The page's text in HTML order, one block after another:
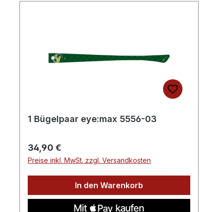
1 Bügelpaar eye:max 5556-03
Regulärer Preis:
34,90 €
Preise inkl. MwSt. zzgl. Versandkosten
In den Warenkorb